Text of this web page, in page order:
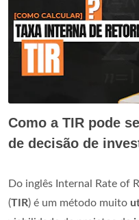
Como a TIR pode
de decisão de
Do inglês Internal Rate of
(TIR) é um método muito